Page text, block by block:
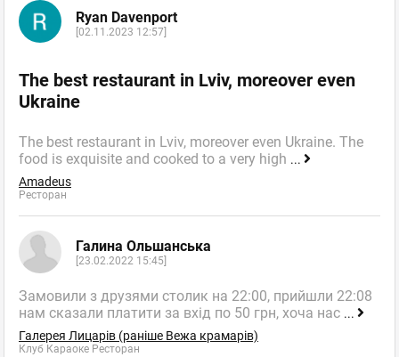
Ryan Davenport
[02.11.2023 12:57]
The best restaurant in Lviv, moreover even
Ukraine
The best restaurant in Lviv, moreover even Ukraine. The
food is exquisite and cooked to a very high ...
Amadeus
Ресторан
Галина Ольшанська
[23.02.2022 15:45]
Замовили з друзями столик на 22:00, прийшли 22:08
нам сказали платити за вхід по 50 грн, хоча нас ...
Галерея Лицарів (раніше Вежа крамарів)
Клуб Караоке Ресторан